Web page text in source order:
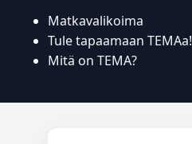
Matkavalikoima
Tule tapaamaan TEMAa!
Mitä on TEMA?